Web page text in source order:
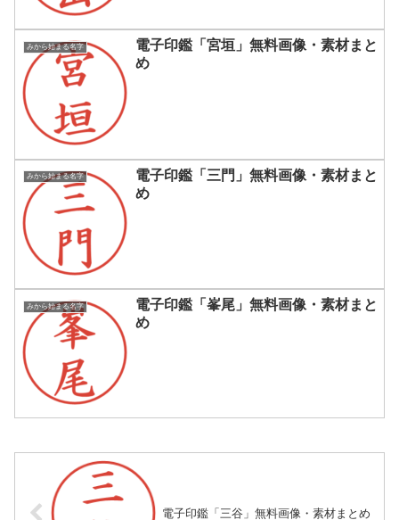
みから始まる名字
電子印鑑「宮垣」無料画像・素材まと
め
みから始まる名字
電子印鑑「三門」無料画像・素材まと
め
みから始まる名字
電子印鑑「峯尾」無料画像・素材まと
め
電子印鑑「三谷」無料画像・素材まとめ